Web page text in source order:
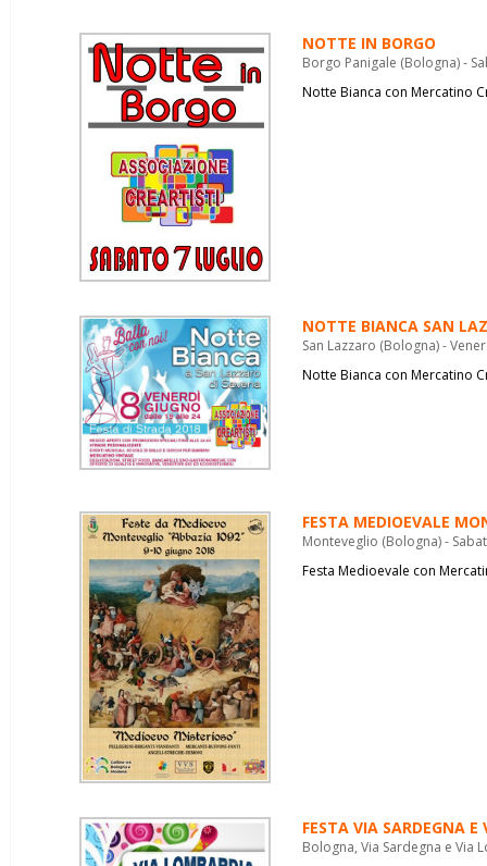
NOTTE IN BORGO
Borgo Panigale (Bologna) -
Notte Bianca con Mercatino
NOTTE BIANCA SAN
San Lazzaro (Bologna) -
Notte Bianca con Mercatino
FESTA MEDIOEVALE
Monteveglio (Bologna) -
Festa Medioevale con
FESTA VIA SARDEGNA
Bologna, Via Sardegna e Via